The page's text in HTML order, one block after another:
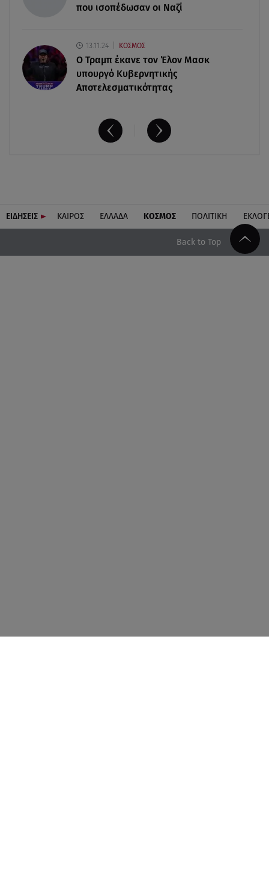
που ισοπέδωσαν οι Ναζί
13.11.24 ΚΟΣΜΟΣ
O Τραμπ έκανε τον Έλον Μασκ
υπουργό Κυβερνητικής
Αποτελεσματικότητας
ΕΙΔΗΣΕΙΣ ΚΑΙΡΟΣ ΕΛΛΑΔΑ ΚΟΣΜΟΣ ΠΟΛΙΤΙΚΗ
Back to Top